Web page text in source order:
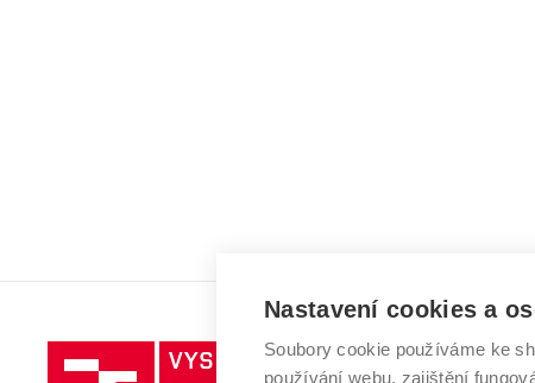
Vysoké
Nastavení cookies a
Soubory cookie používáme ke
používání webu, zajištění